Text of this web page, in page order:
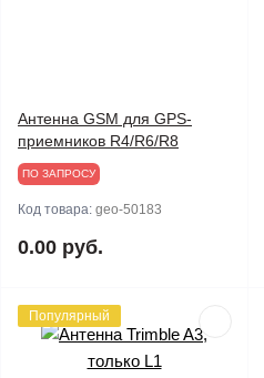
Антенна GSM для GPS-
приемников R4/R6/R8
ПО ЗАПРОСУ
Код товара: geo-50183
0.00 руб.
Популярный